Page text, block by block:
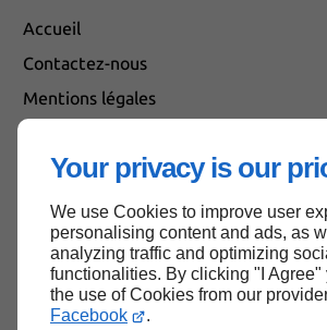
Your privacy is our
We use Cookies to improve user
personalising content and ads, as
analyzing traffic and optimizing
functionalities. By clicking "I Agree"
the use of Cookies from our
Facebook
.
Accueil
Contactez-nous
Mentions légales
Haut de page